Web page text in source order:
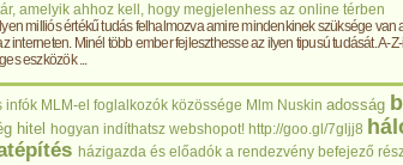
amelyik ahhoz kell, hogy megjelenhess az online térben
milliós értékű tudás felhalmozva amire mindenkinek szüksége van
interneten. Minél több ember fejleszthesse az ilyen tipusú tudását. A-
eszközök ...
infók MLM-el foglalkozók közössége Mlm Nuskin adosság
hitel hogyan indíthatsz webshopot! http://goo.gl/7gljj8
házigazda és előadók a rendezvény befejező